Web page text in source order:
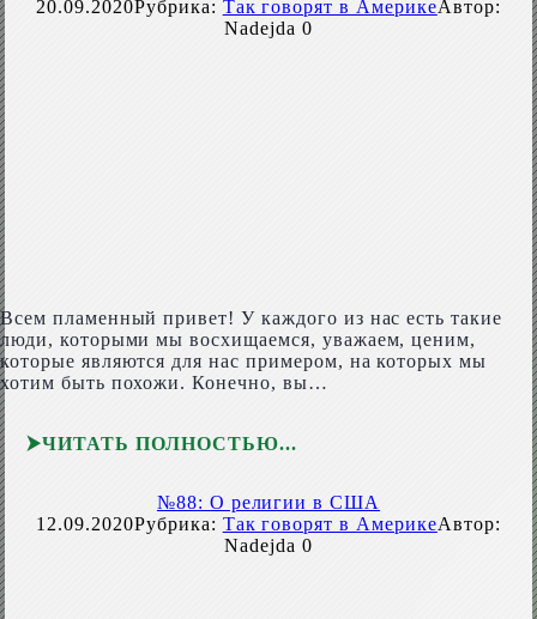
20.09.2020Рубрика: Так говорят в АмерикеАвтор:
Nadejda 0
Всем пламенный привет! У каждого из нас есть такие
люди, которыми мы восхищаемся, уважаем, ценим,
которые являются для нас примером, на которых мы
хотим быть похожи. Конечно, вы…
ЧИТАТЬ ПОЛНОСТЬЮ
№88: О религии в США
12.09.2020Рубрика: Так говорят в АмерикеАвтор:
Nadejda 0